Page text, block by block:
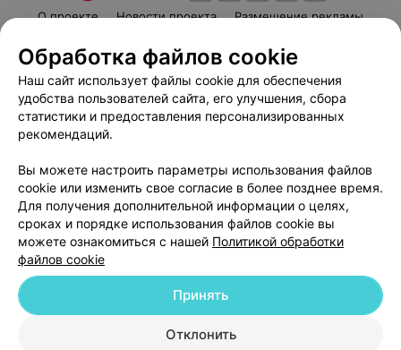
О проекте Новости проекта
Размещение рекламы
Пользовательское соглашение
Способы оплаты
Вакансии
Партнеры
Написать руководителю 103.by
Персональные настройки cookie
Обработка персональных данных
© 2026 ООО «Артокс Лаб», УНП 191700409| 220012, Республика Беларусь,
г. Минск, улица Толбухина, 2, пом. 16 | help@103.by
Обработка файлов cookie
Наш сайт использует файлы cookie для обеспечения
удобства пользователей сайта, его улучшения, сбора
статистики и предоставления персонализированных
рекомендаций.
Вы можете настроить параметры использования файлов
cookie или изменить свое согласие в более позднее время.
Для получения дополнительной информации о целях,
сроках и порядке использования файлов cookie вы
можете ознакомиться с нашей Политикой обработки
файлов cookie
Отклонить
Принять